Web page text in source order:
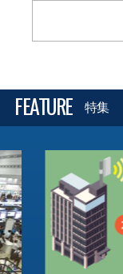
FEATURE 特集